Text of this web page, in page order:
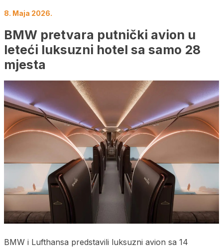
8. Maja 2026.
BMW pretvara putnički avion u
leteći luksuzni hotel sa samo 28
mjesta
BMW i Lufthansa predstavili luksuzni avion sa 14